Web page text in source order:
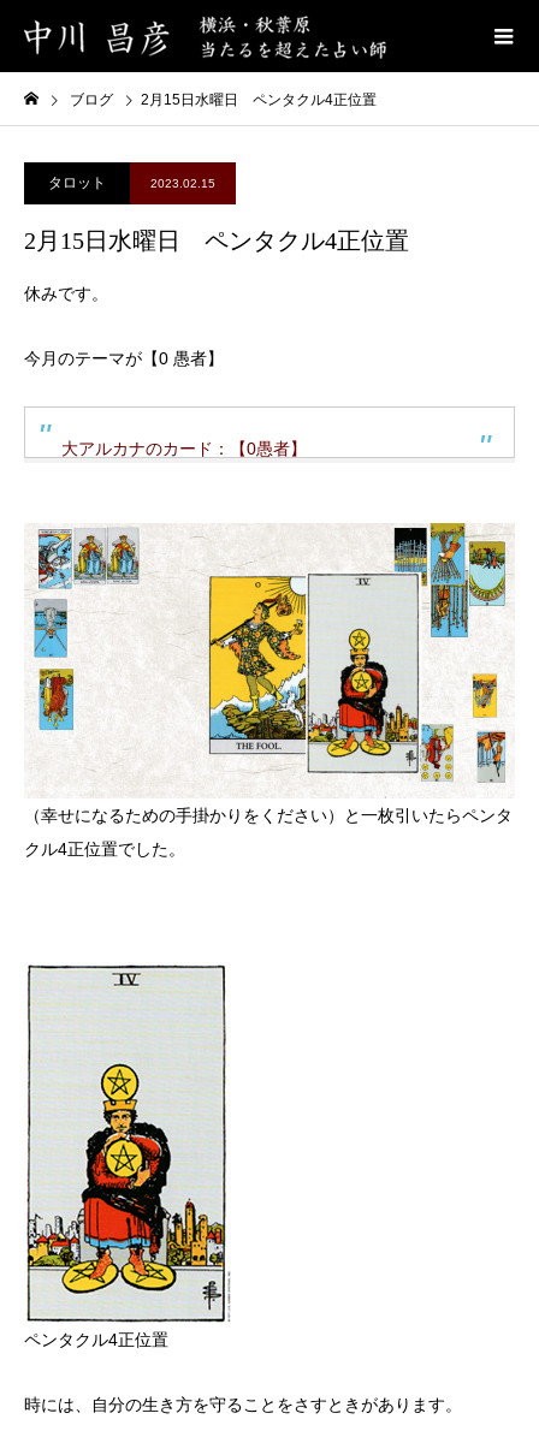
ブログ 2月15日水曜日 ペンタクル4正位置
タロット 2023.02.15
2月15日水曜日 ペンタクル4正位置
休みです。
今月のテーマが【0 愚者】
大アルカナのカード：【0愚者】
（幸せになるための手掛かりをください）と一枚引いたらペンタ
クル4正位置でした。
ペンタクル4正位置
時には、自分の生き方を守ることをさすときがあります。